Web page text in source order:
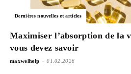
Dernières nouvelles et articles
Maximiser l’absorption de la
vous devez savoir
maxwelhelp - 01.02.2026